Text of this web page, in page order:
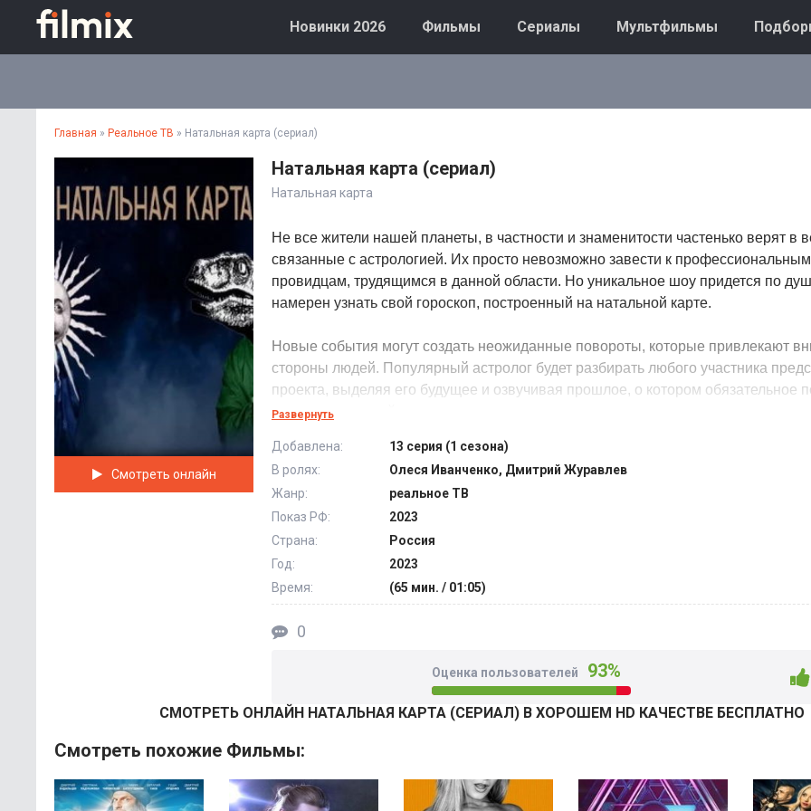
Новинки 2026 Фильмы Сериалы Мультфильмы
Главная » Реальное ТВ » Натальная карта (сериал)
Смотреть онлайн
Натальная карта (сериал)
Натальная карта
Не все жители нашей планеты, в частности и знаменитости частенько верят в
связанные с астрологией. Их просто невозможно завести к
провидцам, трудящимся в данной области. Но уникальное шоу придется по
намерен узнать свой гороскоп, построенный на натальной карте.
Новые события могут создать неожиданные повороты, которые привлекают
стороны людей. Популярный астролог будет разбирать любого участника
проекта, выделяя его будущее и озвучивая прошлое, о котором обязательное
людям конкретной категории.
Далекие от этой сферы светила будут искать совершенно новый поворот
приглашенный гость легко вникнет в рассказы собственного собеседника, но
сомневаться, потому намерен задавать многочисленные вопросы. Пройдет
время ему предстоит выбирать между настоящим скептиком и реальным
эзотерики.
Порой гороскопы говорят о гражданах более подробные вещи, которые будут
предстоящих привлекательных моментах. @Filmix.fan
Развернуть
Добавлена:
13 серия (1 сезона)
В ролях:
Олеся Иванченко, Дмитрий Журавлев
Жанр:
реальное ТВ
Показ РФ:
2023
Страна:
Россия
Год:
2023
Время:
(65 мин. / 01:05)
0
Оценка пользователей 93%
СМОТРEТЬ ОНЛАЙН НАТАЛЬНАЯ КАРТА (СЕРИАЛ) В ХОРОШЕМ HD КАЧЕСТВЕ БЕСПЛАТНО
Смотреть похожие Фильмы: